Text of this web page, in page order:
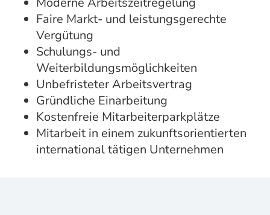
Faire Markt- und leistungsgerechte
Vergütung
Schulungs- und
Weiterbildungsmöglichkeiten
Unbefristeter Arbeitsvertrag
Gründliche Einarbeitung
Kostenfreie Mitarbeiterparkplätze
Mitarbeit in einem zukunftsorientierten
international tätigen Unternehmen